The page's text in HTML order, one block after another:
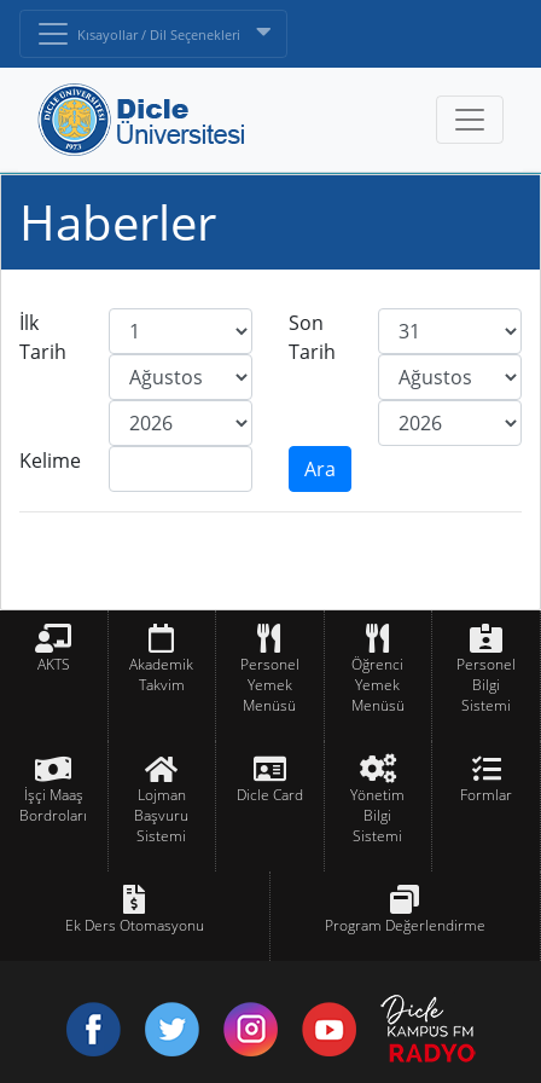
Kısayollar / Dil Seçenekleri
Haberler
İlk
Tarih
Son
Tarih
Kelime
AKTS
Akademik
Takvim
Personel
Yemek
Menüsü
Öğrenci
Yemek
Menüsü
Personel
Bilgi
Sistemi
İşçi Maaş
Bordroları
Lojman
Başvuru
Sistemi
Dicle Card
Yönetim
Bilgi
Sistemi
Formlar
Ek Ders Otomasyonu Program Değerlendirme